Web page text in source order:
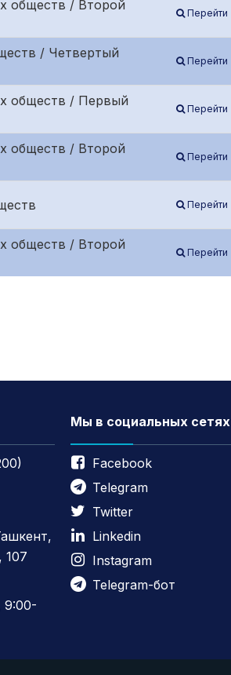
обществ / Второй
Перейти
/ Четвертый
Перейти
обществ / Первый
Перейти
обществ / Второй
Перейти
Перейти
обществ / Второй
Перейти
107
9:00-
Мы в социальных сетях
Facebook
Telegram
Twitter
Linkedin
Instagram
Telegram-бот